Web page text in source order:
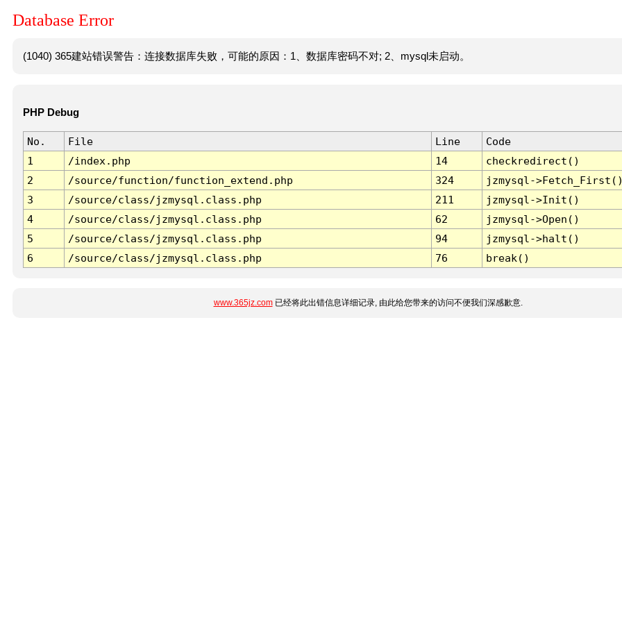
Database Error
(1040) 365建站错误警告：连接数据库失败，可能的原因：1、数据库密码不对; 2、mysql未启动。
PHP Debug
No. File Line
Code
1
/index.php 14
checkredirect()
2
/source/function/function_extend.php 324
jzmysql-
3
/source/class/jzmysql.class.php 211
jzmysql->Init()
4
/source/class/jzmysql.class.php 62
jzmysql->Open()
5
/source/class/jzmysql.class.php 94
jzmysql->halt()
6
/source/class/jzmysql.class.php 76 break()
www.365jz.com已经将此出错信息详细记录, 由此给您带来的访问不便我们深感歉意.